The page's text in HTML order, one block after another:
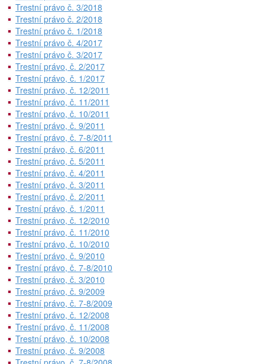
Trestní právo č. 3/2018
Trestní právo č. 2/2018
Trestní právo č. 1/2018
Trestní právo č. 4/2017
Trestní právo č. 3/2017
Trestní právo, č. 2/2017
Trestní právo, č. 1/2017
Trestní právo, č. 12/2011
Trestní právo, č. 11/2011
Trestní právo, č. 10/2011
Trestní právo, č. 9/2011
Trestní právo, č. 7-8/2011
Trestní právo, č. 6/2011
Trestní právo, č. 5/2011
Trestní právo, č. 4/2011
Trestní právo, č. 3/2011
Trestní právo, č. 2/2011
Trestní právo, č. 1/2011
Trestní právo, č. 12/2010
Trestní právo, č. 11/2010
Trestní právo, č. 10/2010
Trestní právo, č. 9/2010
Trestní právo, č. 7-8/2010
Trestní právo, č. 3/2010
Trestní právo, č. 9/2009
Trestní právo, č. 7-8/2009
Trestní právo, č. 12/2008
Trestní právo, č. 11/2008
Trestní právo, č. 10/2008
Trestní právo, č. 9/2008